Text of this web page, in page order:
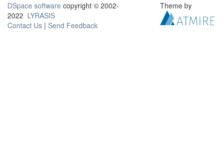
DSpace software copyright © 2002-
2022 LYRASIS
Contact Us | Send Feedback
Theme by